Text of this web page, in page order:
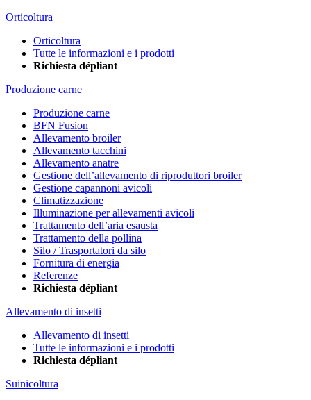
Orticoltura
Orticoltura
Tutte le informazioni e i prodotti
Richiesta dépliant
Produzione carne
Produzione carne
BFN Fusion
Allevamento broiler
Allevamento tacchini
Allevamento anatre
Gestione dell’allevamento di riproduttori broiler
Gestione capannoni avicoli
Climatizzazione
Illuminazione per allevamenti avicoli
Trattamento dell’aria esausta
Trattamento della pollina
Silo / Trasportatori da silo
Fornitura di energia
Referenze
Richiesta dépliant
Allevamento di insetti
Allevamento di insetti
Tutte le informazioni e i prodotti
Richiesta dépliant
Suinicoltura